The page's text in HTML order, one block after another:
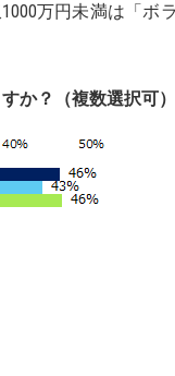
万円未満は「ボ
か？（複数選択可）